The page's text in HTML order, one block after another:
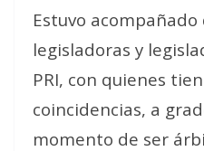
Estuvo
legisladoras y
PRI, con quienes
coincidencias, a
momento de ser